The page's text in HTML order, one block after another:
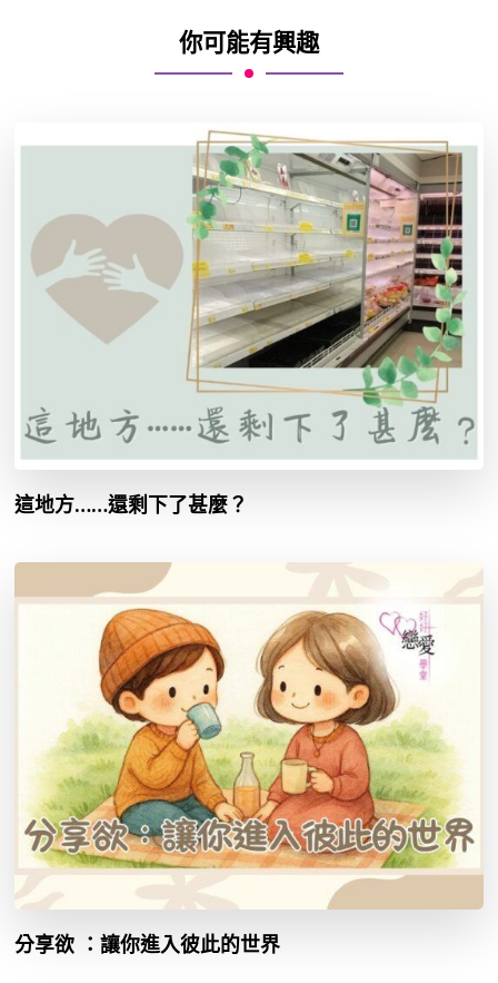
你可能有興趣
這地方……還剩下了甚麼？
分享欲 ：讓你進入彼此的世界